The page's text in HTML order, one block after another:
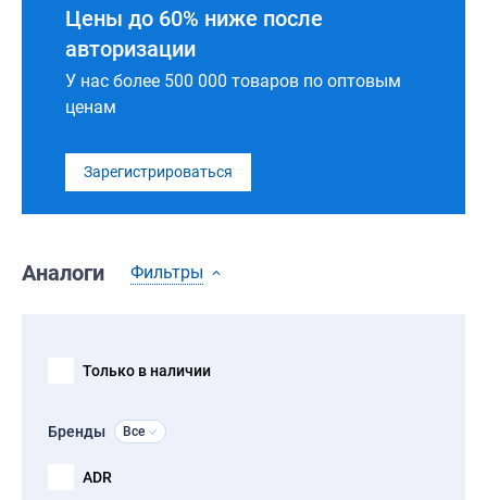
Цены до 60% ниже после
авторизации
У нас более 500 000 товаров по оптовым
ценам
Зарегистрироваться
Аналоги Фильтры
Только в наличии
Бренды Все
ADR